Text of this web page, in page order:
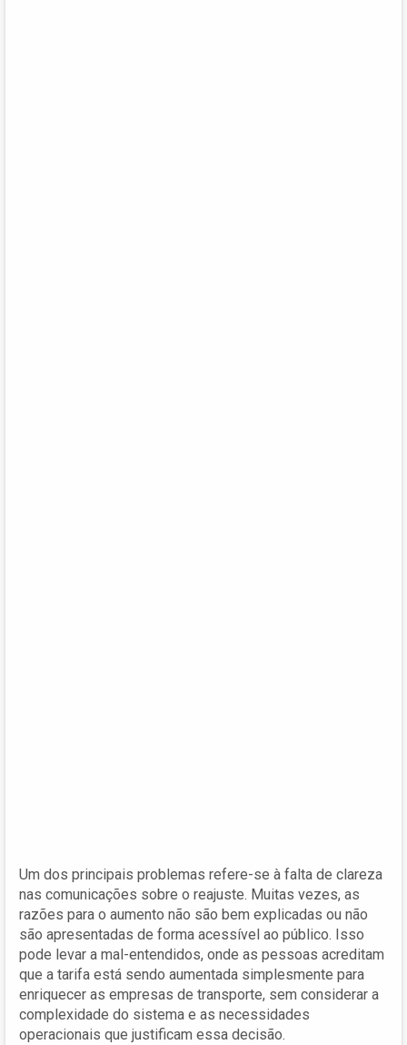
Um dos principais problemas refere-se à falta de clareza
nas comunicações sobre o reajuste. Muitas vezes, as
razões para o aumento não são bem explicadas ou não
são apresentadas de forma acessível ao público. Isso
pode levar a mal-entendidos, onde as pessoas acreditam
que a tarifa está sendo aumentada simplesmente para
enriquecer as empresas de transporte, sem considerar a
complexidade do sistema e as necessidades
operacionais que justificam essa decisão.